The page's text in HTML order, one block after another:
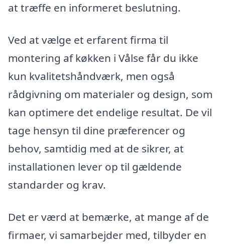
at træffe en informeret beslutning.
Ved at vælge et erfarent firma til
montering af køkken i Vålse får du ikke
kun kvalitetshåndværk, men også
rådgivning om materialer og design, som
kan optimere det endelige resultat. De vil
tage hensyn til dine præferencer og
behov, samtidig med at de sikrer, at
installationen lever op til gældende
standarder og krav.
Det er værd at bemærke, at mange af de
firmaer, vi samarbejder med, tilbyder en